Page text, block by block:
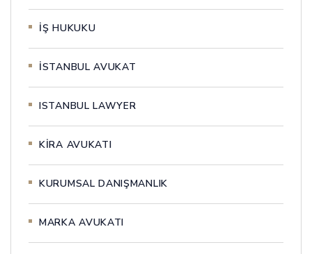
İŞ HUKUKU
İSTANBUL AVUKAT
ISTANBUL LAWYER
KİRA AVUKATI
KURUMSAL DANIŞMANLIK
MARKA AVUKATI